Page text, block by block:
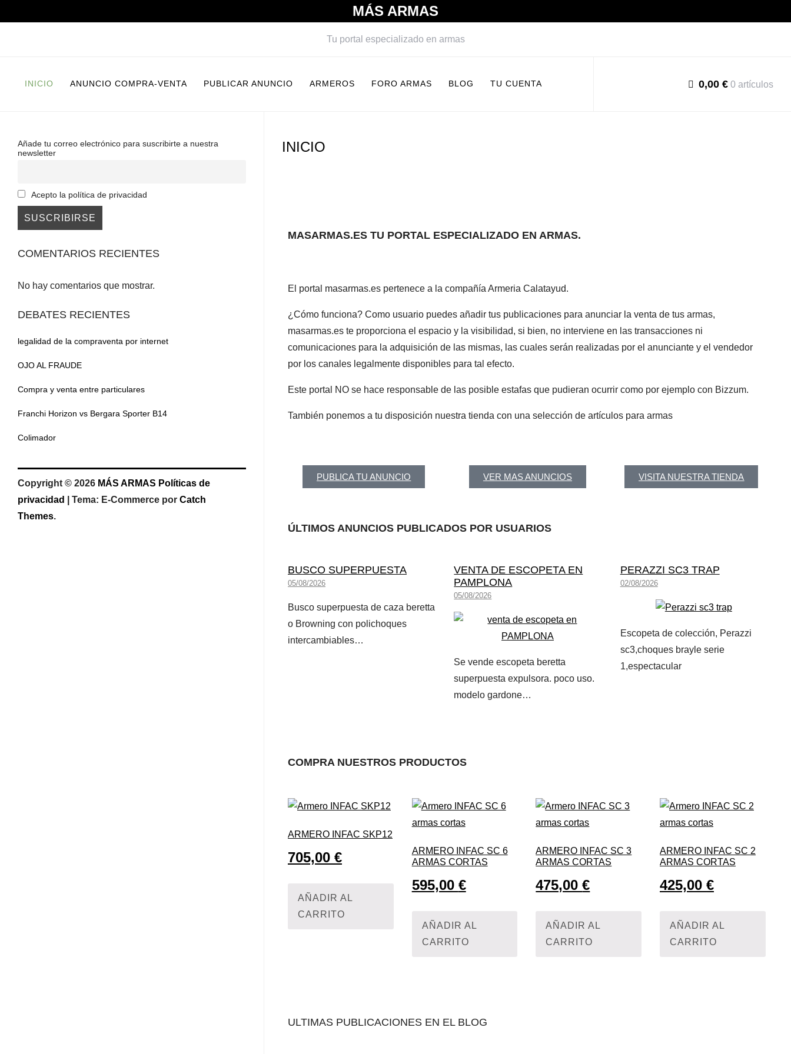
MÁS ARMAS
Tu portal especializado en armas
INICIO ANUNCIO COMPRA-VENTA PUBLICAR ANUNCIO ARMEROS FORO ARMAS BLOG TU CUENTA 0,00 € 0 artículos
INICIO
MASARMAS.ES TU PORTAL ESPECIALIZADO EN ARMAS.
El portal masarmas.es pertenece a la compañía Armeria Calatayud.
¿Cómo funciona? Como usuario puedes añadir tus publicaciones para anunciar la venta de tus armas,
masarmas.es te proporciona el espacio y la visibilidad, si bien, no interviene en las transacciones ni
comunicaciones para la adquisición de las mismas, las cuales serán realizadas por el anunciante y el vendedor
por los canales legalmente disponibles para tal efecto.
Este portal NO se hace responsable de las posible estafas que pudieran ocurrir como por ejemplo con Bizzum.
También ponemos a tu disposición nuestra tienda con una selección de artículos para armas
PUBLICA TU ANUNCIO VER MAS ANUNCIOS VISITA NUESTRA TIENDA
ÚLTIMOS ANUNCIOS PUBLICADOS POR USUARIOS
BUSCO SUPERPUESTA
05/08/2026
Busco superpuesta de caza beretta
o Browning con polichoques
intercambiables…
VENTA DE ESCOPETA EN
PAMPLONA
05/08/2026
Se vende escopeta beretta
superpuesta expulsora. poco uso.
modelo gardone…
PERAZZI SC3 TRAP
02/08/2026
Escopeta de colección, Perazzi
sc3,choques brayle serie
1,espectacular
COMPRA NUESTROS PRODUCTOS
ARMERO INFAC SKP12
705,00 €
AÑADIR AL
CARRITO
ARMERO INFAC SC 6
ARMAS CORTAS
595,00 €
AÑADIR AL
CARRITO
ARMERO INFAC SC 3
ARMAS CORTAS
475,00€
AÑADIR AL
CARRITO
ARMERO INFAC SC 2
ARMAS CORTAS
425,00€
AÑADIR AL
CARRITO
ULTIMAS PUBLICACIONES EN EL BLOG
Añade tu correo electrónico para suscribirte a nuestra
newsletter
Acepto la política de privacidad
COMENTARIOS RECIENTES
No hay comentarios que mostrar.
DEBATES RECIENTES
legalidad de la compraventa por internet
OJO AL FRAUDE
Compra y venta entre particulares
Franchi Horizon vs Bergara Sporter B14
Colimador
Copyright © 2026 MÁS ARMAS Políticas de
privacidad
Tema: E-Commerce por Catch
Themes.